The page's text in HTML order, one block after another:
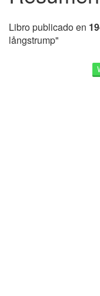
Libro publicado en
långstrump"